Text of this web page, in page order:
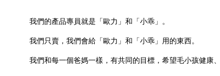
我們的產品專員就是「歐力」和「小乖」。
我們只賣，我們會給「歐力」和「小乖」用的東西。
我們和每一個爸媽一樣，有共同的目標，希望毛小孩健康